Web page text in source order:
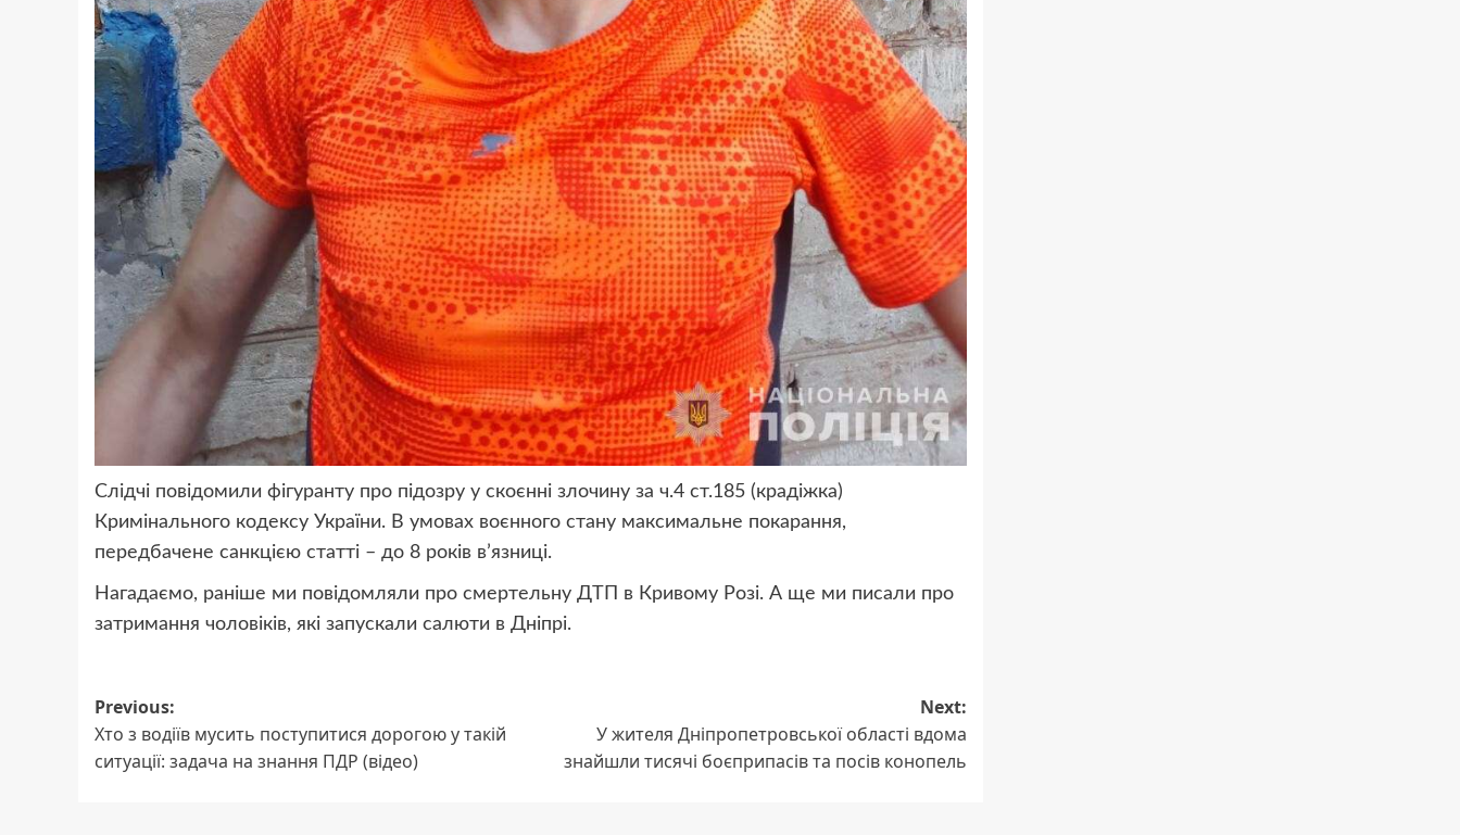
Слідчі повідомили фігуранту про підозру у скоєнні злочину за ч.4 ст.185 (крадіжка)
Кримінального кодексу України. В умовах воєнного стану максимальне покарання,
передбачене санкцією статті – до 8 років в’язниці.
Нагадаємо, раніше ми повідомляли про смертельну ДТП в Кривому Розі. А ще ми писали про
затримання чоловіків, які запускали салюти в Дніпрі.
Post
navigation
Previous:
Хто з водіїв мусить поступитися дорогою у такій
ситуації: задача на знання ПДР (відео)
Next:
У жителя Дніпропетровської області вдома
знайшли тисячі боєприпасів та посів конопель